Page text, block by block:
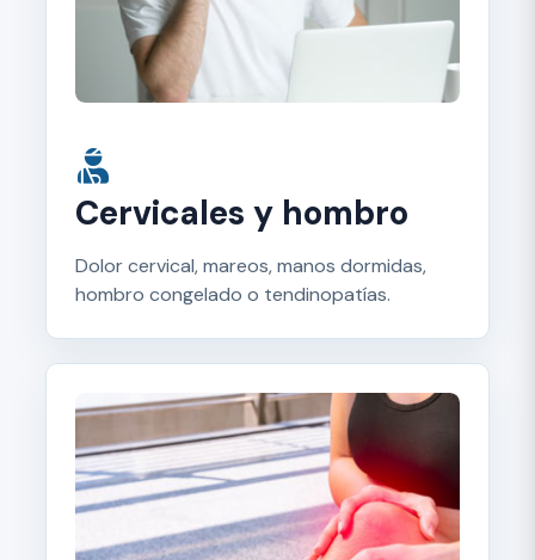
Cervicales y hombro
Dolor cervical, mareos, manos dormidas,
hombro congelado o tendinopatías.